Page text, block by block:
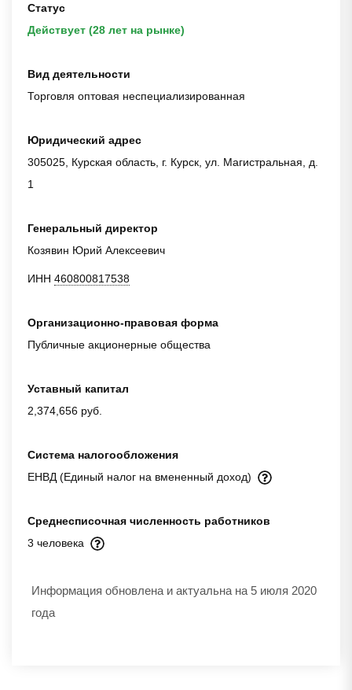
Статус
Действует (28 лет на рынке)
Вид деятельности
Торговля оптовая неспециализированная
Юридический адрес
305025, Курская область, г. Курск, ул. Магистральная, д.
1
Генеральный директор
Козявин Юрий Алексеевич
ИНН 460800817538
Организационно-правовая форма
Публичные акционерные общества
Уставный капитал
2,374,656 руб.
Система налогообложения
ЕНВД (Единый налог на вмененный доход)
Среднесписочная численность работников
3 человека
Информация обновлена и актуальна на 5 июля 2020
года